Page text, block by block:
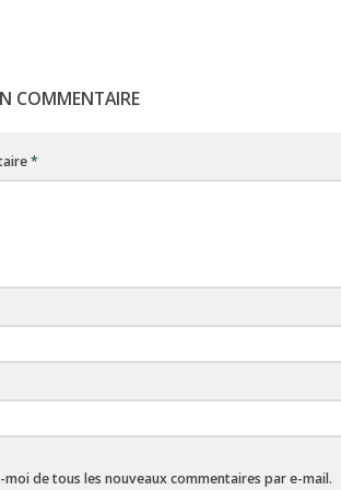
COMMENTAIRE
*
moi de tous les nouveaux commentaires par e-mail.